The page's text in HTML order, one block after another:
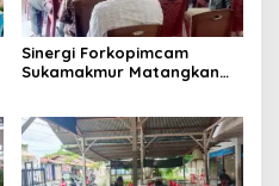
Sinergi Forkopimcam
Sukamakmur Matangkan
Jadi Kunci Sukses